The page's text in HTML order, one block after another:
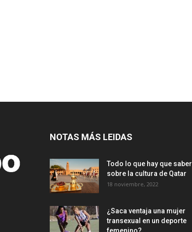
NOTAS MÁS LEIDAS
Todo lo que hay que saber
sobre la cultura de Qatar
18 noviembre, 2022
¿Saca ventaja una mujer
transexual en un deporte
femenino?